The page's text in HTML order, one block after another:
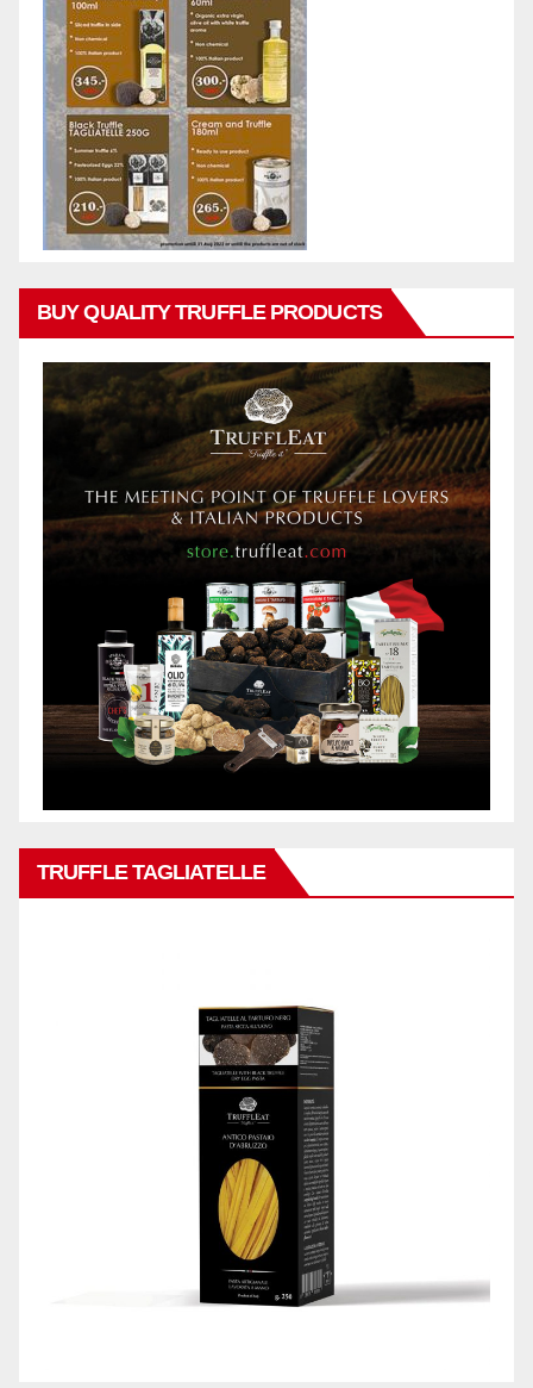
BUY QUALITY TRUFFLE PRODUCTS
TRUFFLE TAGLIATELLE